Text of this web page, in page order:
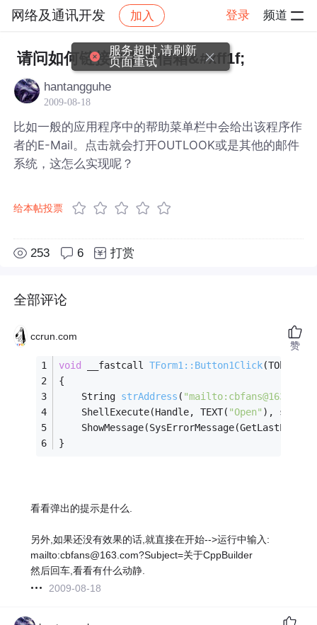
网络及通讯开发 加入 登录 频道
社区 网络及通讯开发 帖子详情
请问如何链接到电子信箱&#xff1f;
hantangguhe
2009-08-18
比如一般的应用程序中的帮助菜单栏中会给出该程序作
者的E-Mail。点击就会打开OUTLOOK或是其他的邮件
系统，这怎么实现呢？
给本帖投票
253 6 打赏
全部评论
ccrun.com
void __fastcall TForm1::Button1Click(TObject
{
String strAddress (
    ShellExecute(Handle, TEXT(
"Open" ),
}
看看弹出的提示是什么.
另外,如果还没有效果的话,就直接在开始-->运行中输入:
mailto:cbfans@163.com?Subject=关于CppBuilder
然后回车,看看有什么动静.
2009-08-18
赞
服务超时,请刷新
页面重试